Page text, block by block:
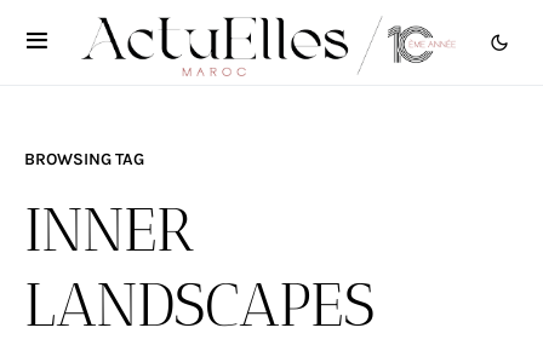
BROWSING TAG
INNER
LANDSCAPES